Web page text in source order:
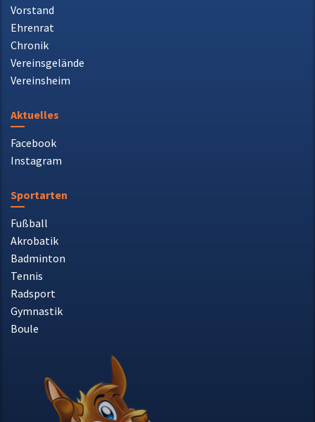
Chronik
Vereinsgelände
Vereinsheim
Aktuelles
Instagram
Sportarten
Akrobatik
Badminton
Tennis
Radsport
Gymnastik
Boule